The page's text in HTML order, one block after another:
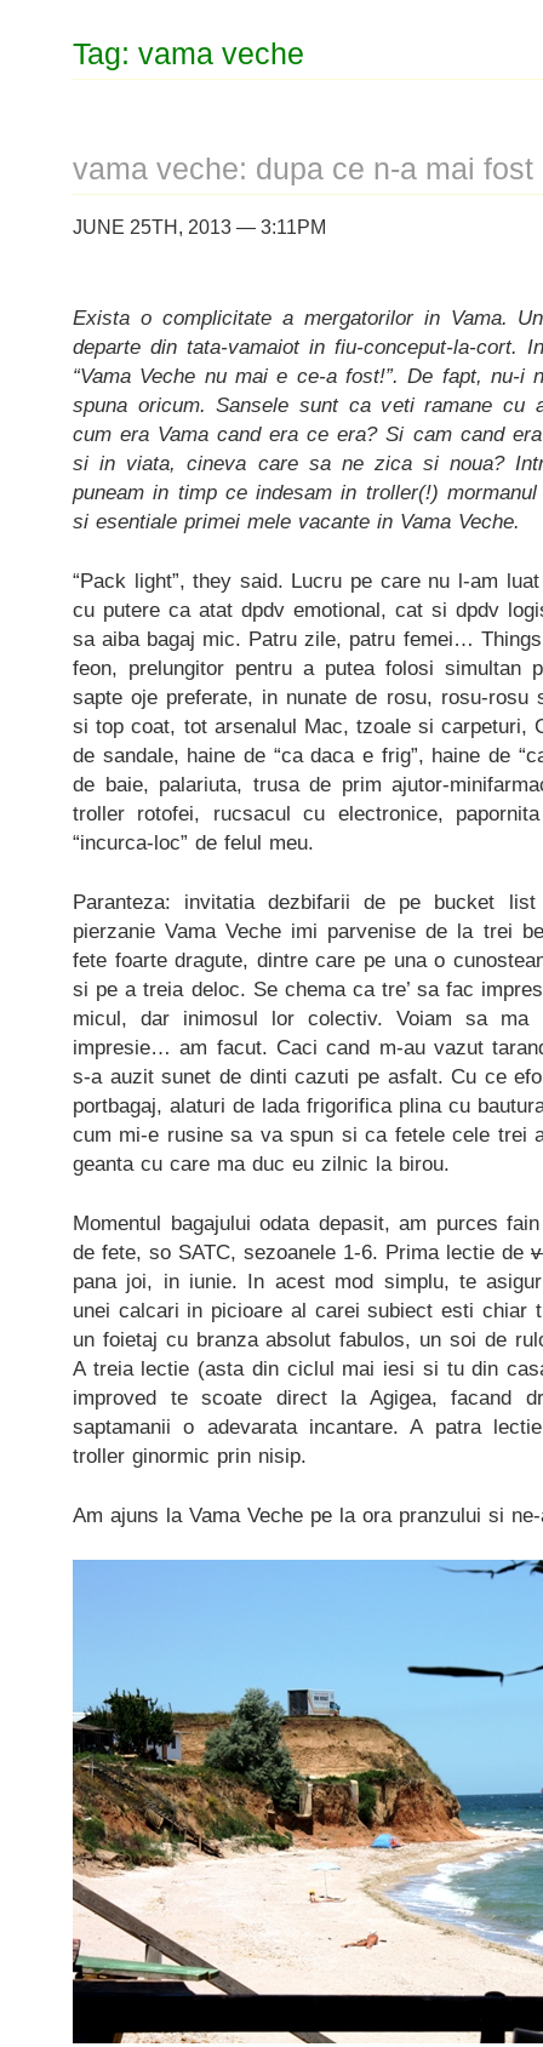
Tag: vama veche
vama veche: dupa ce n-a mai fost
JUNE 25TH, 2013 — 3:11PM
Exista o complicitate a mergatorilor in Vama.
departe din tata-vamaiot in fiu-conceput-la-cort.
“Vama Veche nu mai e ce-a fost!”. De fapt, nu-i
spuna oricum. Sansele sunt ca veti ramane cu
cum era Vama cand era ce era? Si cam cand
si in viata, cineva care sa ne zica si noua?
puneam in timp ce indesam in troller(!)
si esentiale primei mele vacante in Vama Veche.
“Pack light”, they said. Lucru pe care nu l-am
cu putere ca atat dpdv emotional, cat si dpdv
sa aiba bagaj mic. Patru zile, patru femei…
feon, prelungitor pentru a putea folosi simultan
sapte oje preferate, in nunate de rosu, rosu-rosu
si top coat, tot arsenalul Mac, tzoale si carpeturi,
de sandale, haine de “ca daca e frig”, haine de
de baie, palariuta, trusa de prim ajutor-
troller rotofei, rucsacul cu electronice,
“incurca-loc” de felul meu.
Paranteza: invitatia dezbifarii de pe bucket
pierzanie Vama Veche imi parvenise de la trei
fete foarte dragute, dintre care pe una o
si pe a treia deloc. Se chema ca tre’ sa fac
micul, dar inimosul lor colectiv. Voiam sa ma
impresie… am facut. Caci cand m-au vazut
s-a auzit sunet de dinti cazuti pe asfalt. Cu ce
portbagaj, alaturi de lada frigorifica plina cu
cum mi-e rusine sa va spun si ca fetele cele trei
geanta cu care ma duc eu zilnic la birou.
Momentul bagajului odata depasit, am purces
de fete, so SATC, sezoanele 1-6. Prima lectie de
pana joi, in iunie. In acest mod simplu, te
unei calcari in picioare al carei subiect esti chiar
un foietaj cu branza absolut fabulos, un soi de
A treia lectie (asta din ciclul mai iesi si tu din
improved te scoate direct la Agigea, facand
saptamanii o adevarata incantare. A patra
troller ginormic prin nisip.
Am ajuns la Vama Veche pe la ora pranzului si